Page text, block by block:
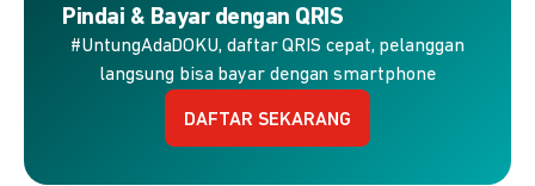
Pindai & Bayar dengan QRIS
#UntungAdaDOKU, daftar QRIS cepat, pelanggan
langsung bisa bayar dengan smartphone
DAFTAR SEKARANG